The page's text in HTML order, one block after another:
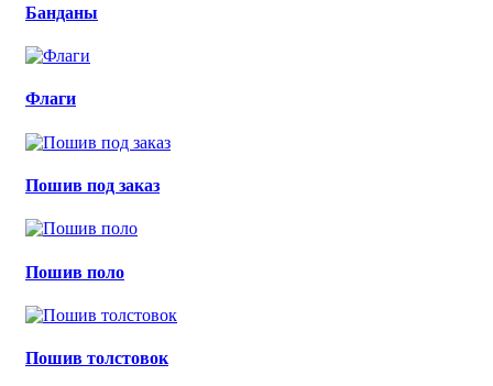
Банданы
Флаги
Пошив под заказ
Пошив поло
Пошив толстовок